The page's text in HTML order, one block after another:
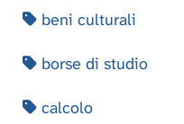
beni culturali
borse di studio
calcolo